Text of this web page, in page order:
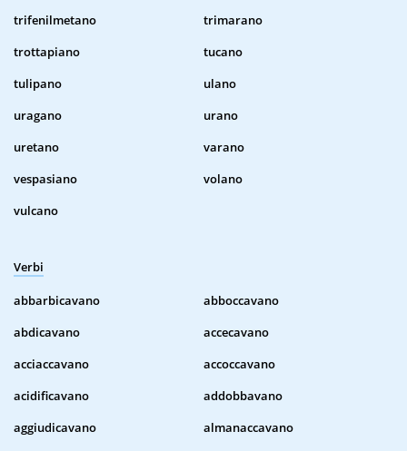
trifenilmetano
trimarano
trottapiano
tucano
tulipano
ulano
uragano
urano
uretano
varano
vespasiano
volano
vulcano
Verbi
abbarbicavano
abboccavano
abdicavano
accecavano
acciaccavano
accoccavano
acidificavano
addobbavano
aggiudicavano
almanaccavano